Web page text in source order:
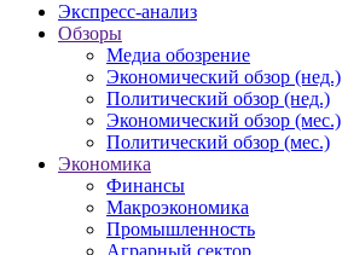
Экспресс-анализ
Обзоры
Медиа обозрение
Экономический обзор (нед.)
Политический обзор (нед.)
Экономический обзор (мес.)
Политический обзор (мес.)
Экономика
Финансы
Макроэкономика
Промышленность
Аграрный сектор